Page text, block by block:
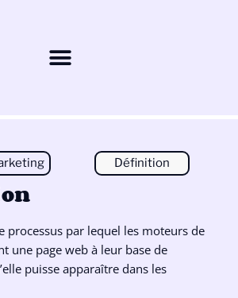
Définition
processus par lequel les moteurs de
une page web à leur base de
puisse apparaître dans les